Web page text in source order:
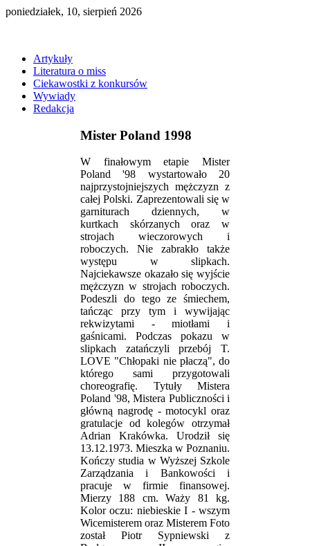
poniedziałek, 10, sierpień 2026
Artykuły
Literatura o miss
Ciekawostki z konkursów
Wywiady
Redakcja
Mister Poland 1998
W finałowym etapie Mister
Poland '98 wystartowało 20
najprzystojniejszych mężczyzn z
całej Polski. Zaprezentowali się w
garniturach dziennych, w
kurtkach skórzanych oraz w
strojach wieczorowych i
roboczych. Nie zabrakło także
występu w slipkach.
Najciekawsze okazało się wyjście
mężczyzn w strojach roboczych.
Podeszli do tego ze śmiechem,
tańcząc przy tym i wywijając
rekwizytami - miotłami i
gaśnicami. Podczas pokazu w
slipkach zatańczyli przebój T.
LOVE "Chłopaki nie płaczą", do
którego sami przygotowali
choreografię. Tytuły Mistera
Poland '98, Mistera Publiczności i
główną nagrodę - motocykl oraz
gratulacje od kolegów otrzymał
Adrian Krakówka. Urodził się
13.12.1973. Mieszka w Poznaniu.
Kończy studia w Wyższej Szkole
Zarządzania i Bankowości i
pracuje w firmie finansowej.
Mierzy 188 cm. Waży 81 kg.
Kolor oczu: niebieskie I - wszym
Wicemisterem oraz Misterem Foto
został Piotr Sypniewski z